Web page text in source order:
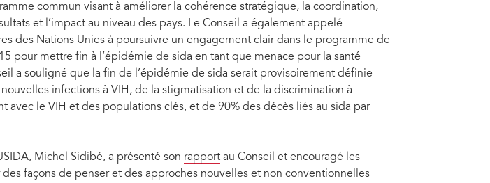
commun visant à améliorer la cohérence stratégique, la coordination,
et l’impact au niveau des pays. Le Conseil a également appelé
des Nations Unies à poursuivre un engagement clair dans le programme de
pour mettre fin à l’épidémie de sida en tant que menace pour la santé
a souligné que la fin de l’épidémie de sida serait provisoirement définie
infections à VIH, de la stigmatisation et de la discrimination à
avec le VIH et des populations clés, et de 90% des décès liés au sida par
Michel Sidibé, a présenté son rapportau Conseil et encouragé les
façons de penser et des approches nouvelles et non conventionnelles